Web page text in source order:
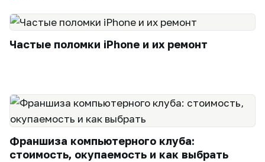
Частые поломки iPhone и их ремонт
Франшиза компьютерного клуба:
стоимость, окупаемость и как выбрать